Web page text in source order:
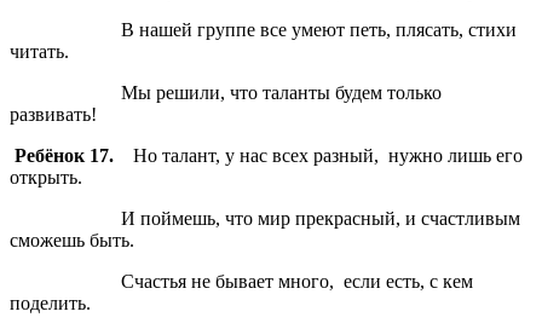
В нашей группе все умеют петь, плясать, стихи
читать.
Мы решили, что таланты будем только
развивать!
Ребёнок 17. Но талант, у нас всех разный, нужно лишь его
открыть.
И поймешь, что мир прекрасный, и счастливым
сможешь быть.
Счастья не бывает много, если есть, с кем
поделить.